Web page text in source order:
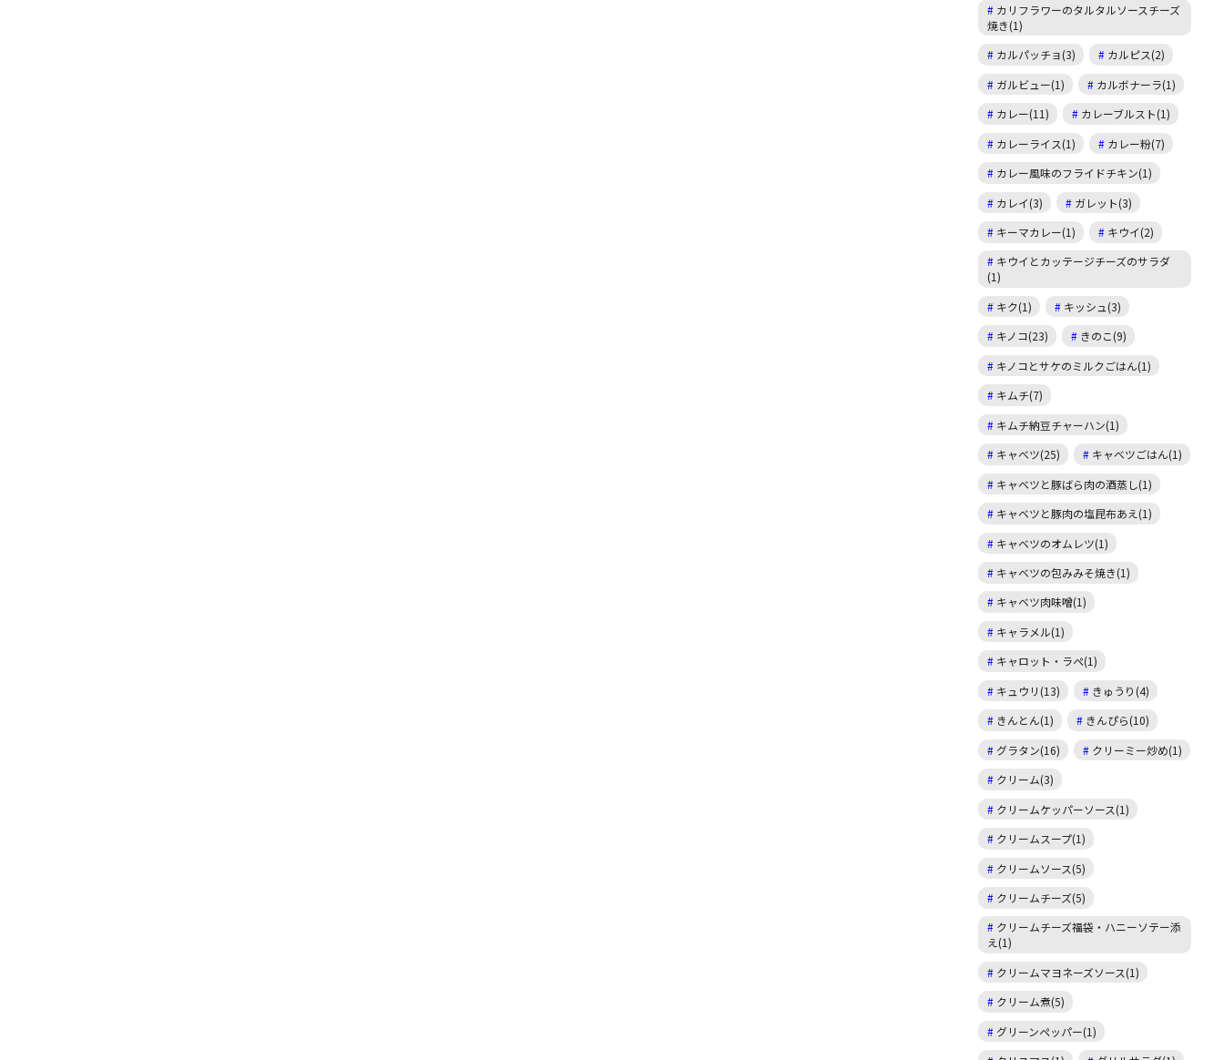
カリフラワーのタルタルソースチーズ
焼き(1)
カルパッチョ(3)
カルピス(2)
ガルビュー(1)
カルボナーラ(1)
カレー(11)
カレーブルスト(1)
カレーライス(1)
カレー粉(7)
カレー風味のフライドチキン(1)
カレイ(3)
ガレット(3)
キーマカレー(1)
キウイ(2)
キウイとカッテージチーズのサラダ
(1)
キク(1)
キッシュ(3)
キノコ(23)
きのこ(9)
キノコとサケのミルクごはん(1)
キムチ(7)
キムチ納豆チャーハン(1)
キャベツ(25)
キャベツごはん(1)
キャベツと豚ばら肉の酒蒸し(1)
キャベツと豚肉の塩昆布あえ(1)
キャベツのオムレツ(1)
キャベツの包みみそ焼き(1)
キャベツ肉味噌(1)
キャラメル(1)
キャロット・ラペ(1)
キュウリ(13)
きゅうり(4)
きんとん(1)
きんぴら(10)
グラタン(16)
クリーミー炒め(1)
クリーム(3)
クリームケッパーソース(1)
クリームスープ(1)
クリームソース(5)
クリームチーズ(5)
クリームチーズ福袋・ハニーソテー添
え(1)
クリームマヨネーズソース(1)
クリーム煮(5)
グリーンペッパー(1)